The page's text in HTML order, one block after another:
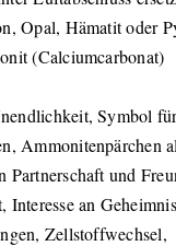
Opal, Hämatit oder
(Calciumcarbonat)
Symbol
Ammonitenpärchen
Partnerschaft und
Interesse an
Zellstoffwechsel,